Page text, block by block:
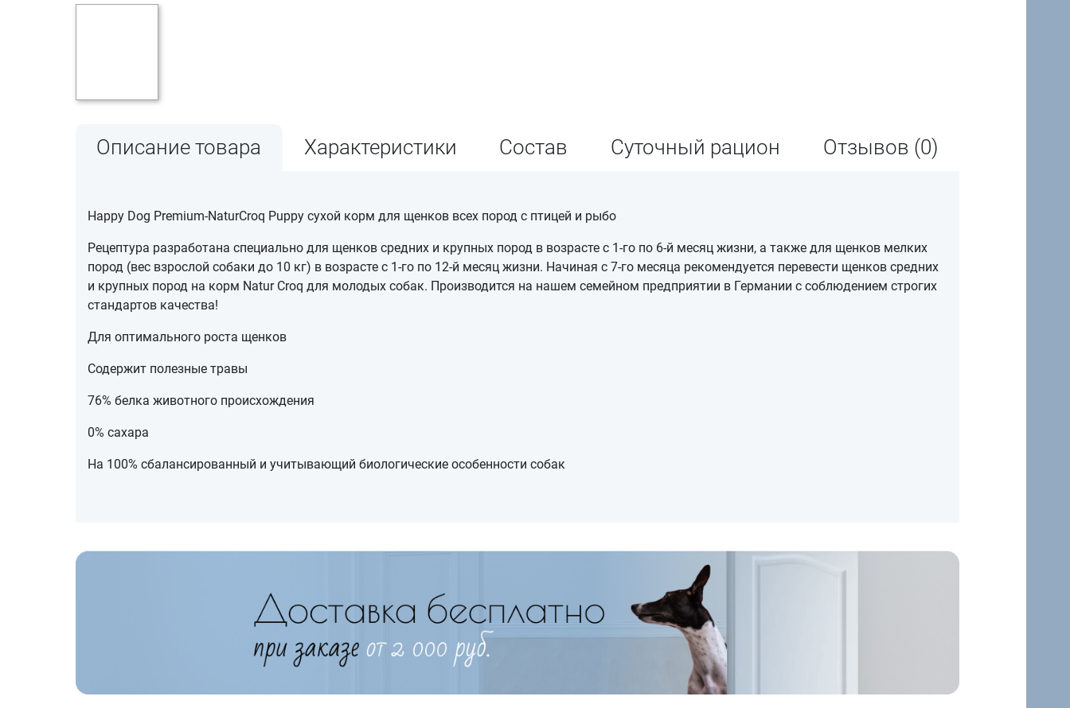
Описание товара Характеристики Состав Суточный рацион Отзывов (0)
Happy Dog Premium-NaturCroq Puppy сухой корм для щенков всех пород с птицей и рыбо
Рецептура разработана специально для щенков средних и крупных пород в возрасте с 1-го по 6-й месяц жизни, а также для щенков мелких
пород (вес взрослой собаки до 10 кг) в возрасте с 1-го по 12-й месяц жизни. Начиная с 7-го месяца рекомендуется перевести щенков средних
и крупных пород на корм Natur Croq для молодых собак. Производится на нашем семейном предприятии в Германии с соблюдением строгих
стандартов качества!
Для оптимального роста щенков
Содержит полезные травы
76% белка животного происхождения
0% сахара
На 100% сбалансированный и учитывающий биологические особенности собак